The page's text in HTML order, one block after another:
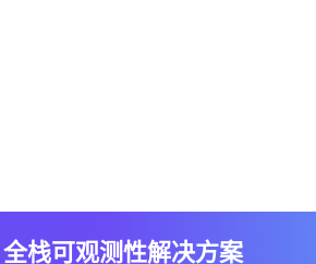
栈可观测性解决方案